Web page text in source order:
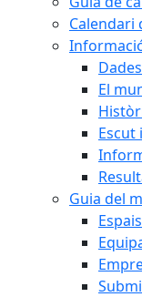
Calendari
El
Escut
Guia del